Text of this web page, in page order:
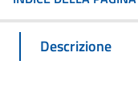
Descrizione